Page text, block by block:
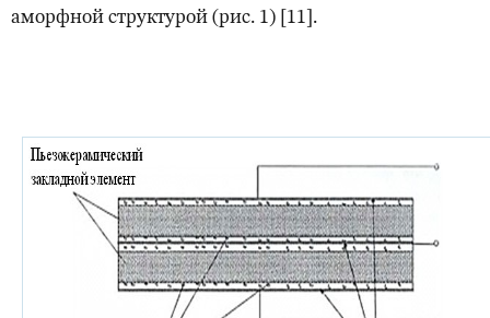
аморфной структурой (рис. 1) [11].